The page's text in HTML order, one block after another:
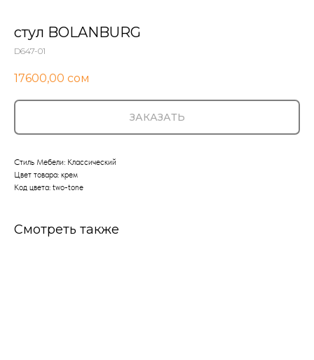
стул BOLANBURG
D647-01
17600,00 сом
ЗАКАЗАТЬ
Стиль Мебели: Классический
Цвет товара: крем
Код цвета: two-tone
Смотреть также